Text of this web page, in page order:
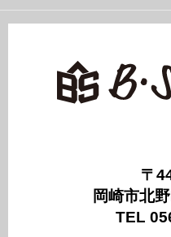
〒
岡崎市北
TEL